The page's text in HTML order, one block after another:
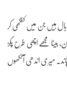
ہیں جن میں کنگھی کر
بیٹا مجھے اچھی طرح پکڑ
میری اندھی آنکھوں